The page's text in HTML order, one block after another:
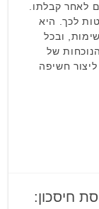
לאחר קבלתו.
לכך. היא
ובכל
של
חשיפה
חיסכון: